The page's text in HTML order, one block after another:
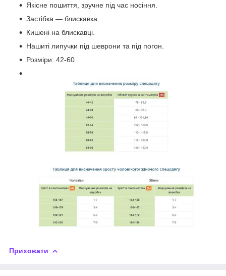
Якісне пошиття, зручне під час носіння.
Застібка — блискавка.
Кишені на блискавці.
Нашиті липучки під шеврони та під погон.
Розміри: 42-60
Приховати